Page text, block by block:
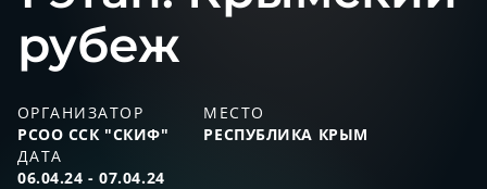
рубеж
ОРГАНИЗАТОР
РСОО ССК "СКИФ"
МЕСТО
РЕСПУБЛИКА КРЫМ
ДАТА
06.04.24 - 07.04.24